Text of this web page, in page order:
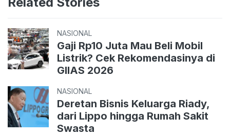
NASIONAL
Gaji Rp10 Juta Mau Beli Mobil
Listrik? Cek Rekomendasinya di
GIIAS 2026
NASIONAL
Deretan Bisnis Keluarga Riady,
dari Lippo hingga Rumah Sakit
Swasta